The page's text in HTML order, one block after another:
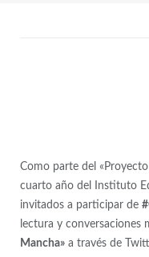
Como parte del
cuarto año del Instituto
invitados a participar de
lectura y conversaciones
Mancha»a través de